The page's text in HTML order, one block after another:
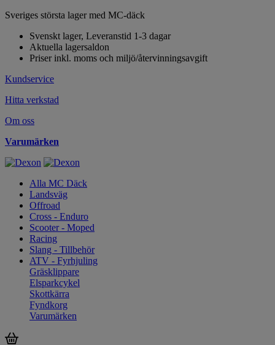
Sveriges största lager med MC-däck
Svenskt lager, Leveranstid 1-3 dagar
Aktuella lagersaldon
Priser inkl. moms och miljö/återvinningsavgift
Kundservice
Hitta verkstad
Om oss
Varumärken
Alla MC Däck
Landsväg
Offroad
Cross - Enduro
Scooter - Moped
Racing
Slang - Tillbehör
ATV - Fyrhjuling
Gräsklippare
Elsparkcykel
Skottkärra
Fyndkorg
Varumärken